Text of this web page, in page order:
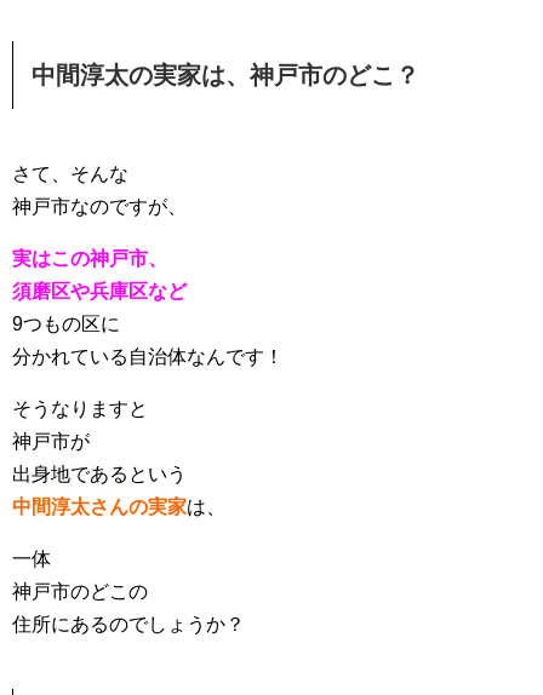
中間淳太の実家は、神戸市のどこ？
さて、そんな
神戸市なのですが、
実はこの神戸市、
須磨区や兵庫区など
9つもの区に
分かれている自治体なんです！
そうなりますと
神戸市が
出身地であるという
中間淳太さんの実家は、
一体
神戸市のどこの
住所にあるのでしょうか？